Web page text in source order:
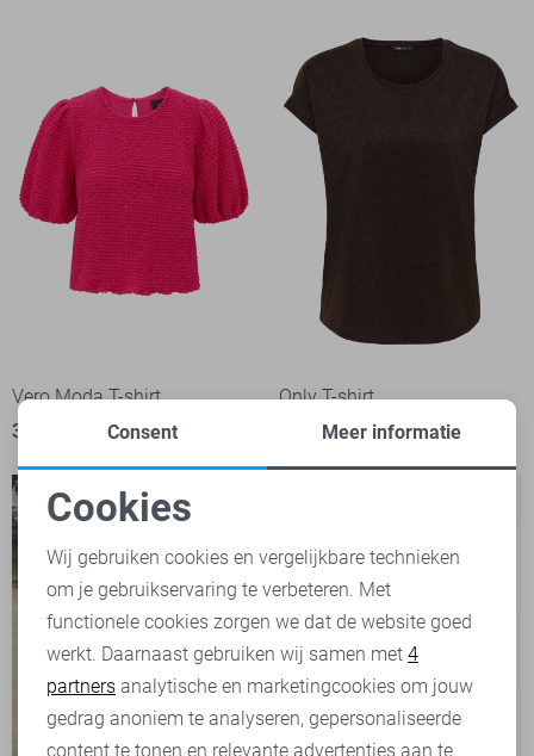
Vero Moda T-shirt
39,99
Only T-shirt
21,99
Noodzakelijke cookies
Personalisatie cookies
Analytische cookies
Marketing cookies
Consent Meer informatie
Cookies
Wij gebruiken cookies en vergelijkbare technieken
om je gebruikservaring te verbeteren. Met
functionele cookies zorgen we dat de website goed
werkt. Daarnaast gebruiken wij samen met 4
partners analytische en marketingcookies om jouw
gedrag anoniem te analyseren, gepersonaliseerde
content te tonen en relevante advertenties aan te